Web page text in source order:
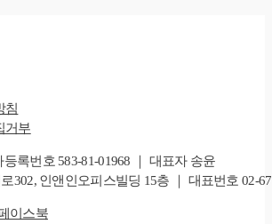
침
거부
록번호 583-81-01968 ｜ 대표자 송윤
302, 인앤인오피스빌딩 15층 ｜ 대표번호 02-